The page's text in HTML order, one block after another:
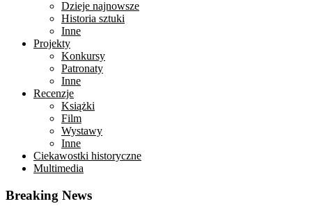
Dzieje najnowsze
Historia sztuki
Inne
Projekty
Konkursy
Patronaty
Inne
Recenzje
Książki
Film
Wystawy
Inne
Ciekawostki historyczne
Multimedia
Breaking News